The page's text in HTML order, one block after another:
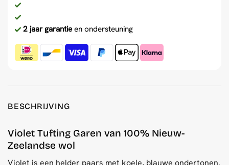
2 jaar garantieen ondersteuning
BESCHRIJVING
Violet Tufting Garen van 100% Nieuw-
Zeelandse wol
Violet is een helder paars met koele, blauwe ondertonen.